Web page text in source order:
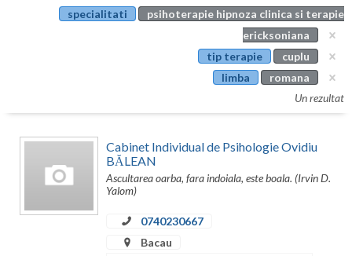
Constanta
Covasna
Membri
specialitati
psihoterapie hipnoza clinica si terapie
ericksoniana
tip terapie
cuplu
limba
romana
Un rezultat
Cabinet Individual de Psihologie Ovidiu
BĂLEAN
Ascultarea oarba, fara indoiala, este boala. (Irvin D.
Yalom)
0740230667
Bacau